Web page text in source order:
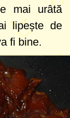
mai urâtă
lipește de
fi bine.